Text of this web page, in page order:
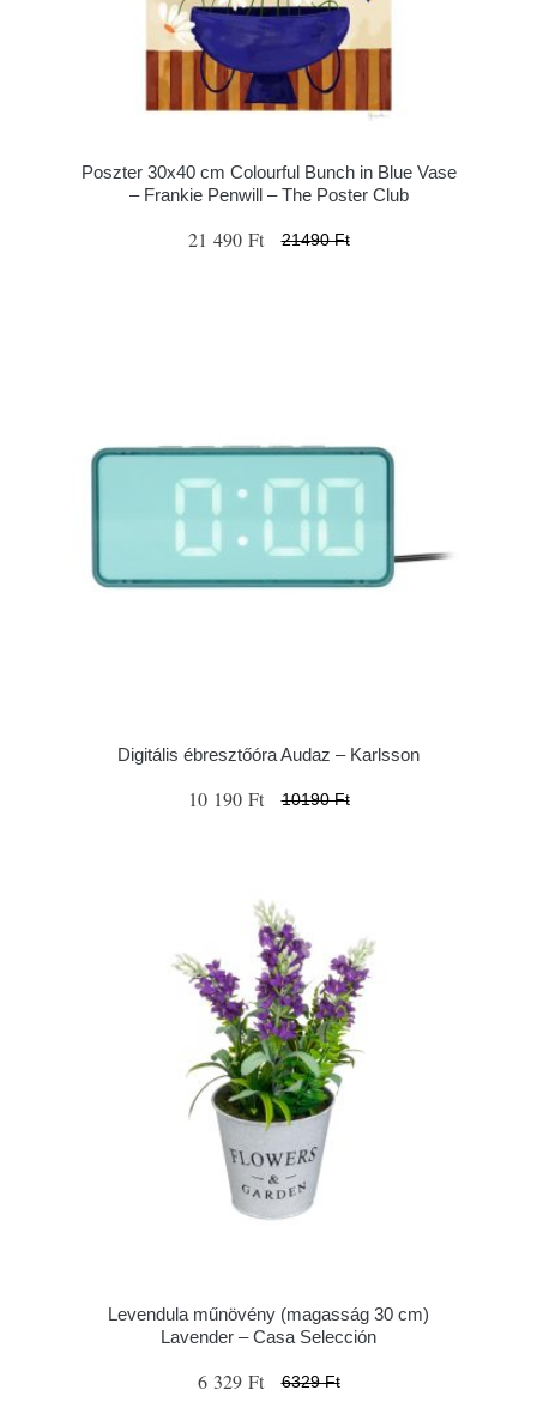
Poszter 30x40 cm Colourful Bunch in Blue Vase
– Frankie Penwill – The Poster Club
21 490 Ft 21490 Ft
Digitális ébresztőóra Audaz – Karlsson
10 190 Ft 10190 Ft
Levendula műnövény (magasság 30 cm)
Lavender – Casa Selección
6 329 Ft 6329 Ft